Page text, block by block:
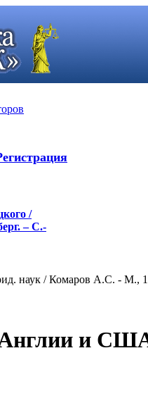
/
– С.-
наук / Комаров А.С. - М.,
Англии и